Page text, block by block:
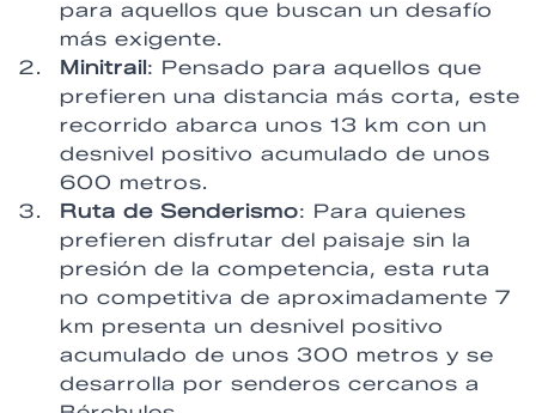
para aquellos que buscan un desafío
más exigente.
Minitrail : Pensado para aquellos que
prefieren una distancia más corta, este
recorrido abarca unos 13 km con un
desnivel positivo acumulado de unos
600 metros.
Ruta de Senderismo: Para quienes
prefieren disfrutar del paisaje sin la
presión de la competencia, esta ruta
no competitiva de aproximadamente 7
km presenta un desnivel positivo
acumulado de unos 300 metros y se
desarrolla por senderos cercanos a